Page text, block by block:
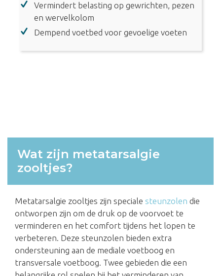
Vermindert belasting op gewrichten, pezen
en wervelkolom
Dempend voetbed voor gevoelige voeten
Wat zijn metatarsalgie
zooltjes?
Metatarsalgie zooltjes zijn speciale steunzolen die
ontworpen zijn om de druk op de voorvoet te
verminderen en het comfort tijdens het lopen te
verbeteren. Deze steunzolen bieden extra
ondersteuning aan de mediale voetboog en
transversale voetboog. Twee gebieden die een